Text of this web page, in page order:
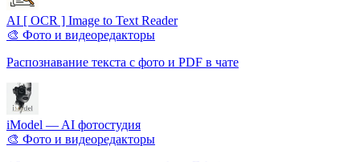
AI [ OCR ] Image to Text Reader
🎨 Фото и видеоредакторы
Распознавание текста с фото и PDF в чате
iModel — AI фотостудия
🎨 Фото и видеоредакторы